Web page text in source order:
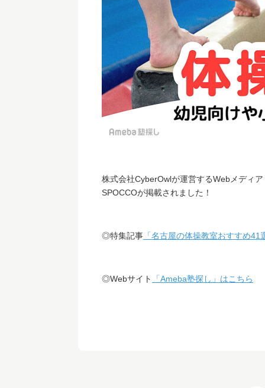
株式会社CyberOwlが運営するWebメディ
SPOCCOが掲載されました！
◎特集記事 「名古屋の体操教室おすすめ
◎Webサイト 「Ameba塾探し」はこちら